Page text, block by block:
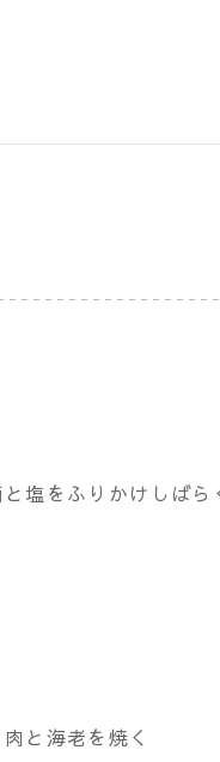
塩をふりかけしばら
と海老を焼く